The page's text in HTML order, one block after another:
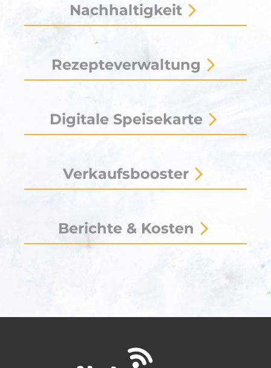
Nachhaltigkeit
Rezepteverwaltung
Digitale Speisekarte
Verkaufsbooster
Berichte & Kosten